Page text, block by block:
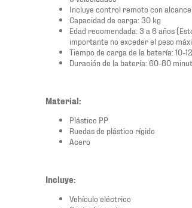
Incluye control remoto con
Capacidad de carga: 30 kg
Edad recomendada: 3 a 6 años
importante no exceder el peso
Tiempo de carga de la batería: 10-
Duración de la batería: 60-80
Material:
Plástico PP
Ruedas de plástico rígido
Acero
Incluye:
Vehículo eléctrico